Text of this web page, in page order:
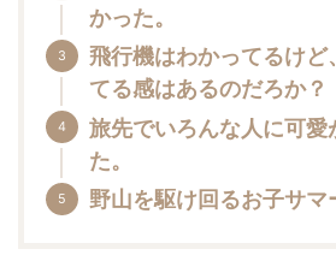
かった。
飛行機はわかってるけど
てる感はあるのだろか？
旅先でいろんな人に可愛
た。
野山を駆け回るお子サマ